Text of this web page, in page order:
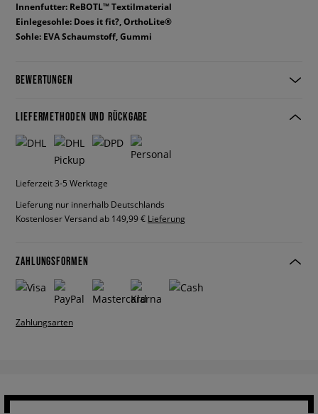
Innenfutter: ReBOTL™ Textilmaterial
Einlegesohle: Does it fit?, OrthoLite®
Sohle: EVA Schaumstoff, Gummi
BEWERTUNGEN
LIEFERMETHODEN UND RÜCKGABE
Lieferzeit 3-5 Werktage
Lieferung nur innerhalb Deutschlands
Kostenloser Versand ab 149,99 € Lieferung
ZAHLUNGSFORMEN
Zahlungsarten